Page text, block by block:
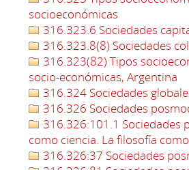
socioeconómicas
316.323.6 Sociedades
316.323.8(8) Sociedades
316.323(82) Tipos
socio-económicas, Argentina
316.324 Sociedades
316.326 Sociedades
316.326:101.1 Sociedades
como ciencia. La filosofía
316.326:37 Sociedades